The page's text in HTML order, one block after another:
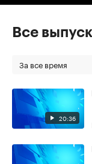
Все
За все время
20:36